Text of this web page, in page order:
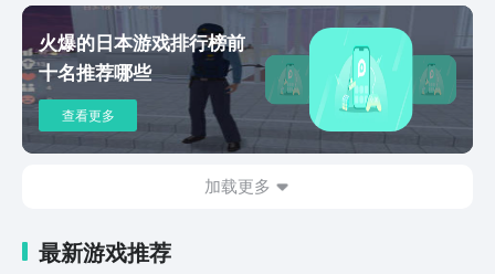
火爆的日本游戏排行榜前
十名推荐哪些
查看更多
加载更多
最新游戏推荐